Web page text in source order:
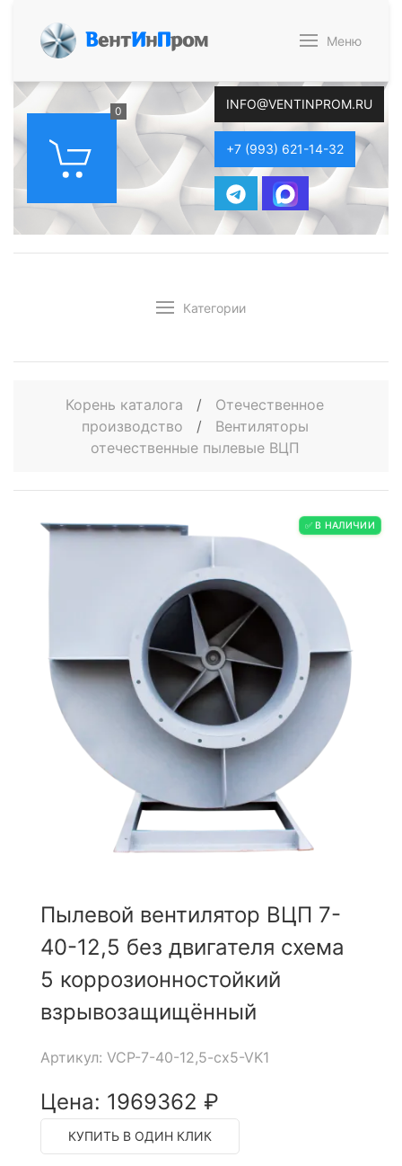
ВентИнПром Меню
0 INFO@VENTINPROM.RU
+7 (993) 621-14-32
Категории
Корень каталога /
Отечественное
производство
/
Вентиляторы
отечественные пылевые ВЦП
✅ В НАЛИЧИИ
Пылевой вентилятор ВЦП 7-
40-12,5 без двигателя схема
5 коррозионностойкий
взрывозащищённый
Артикул: VCP-7-40-12,5-cx5-VK1
Цена: 1969362 ₽
КУПИТЬ В ОДИН КЛИК